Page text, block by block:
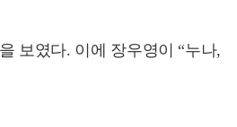
보였다. 이에 장우영이 “누나,